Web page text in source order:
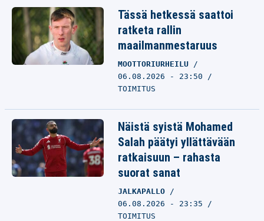
Tässä hetkessä saattoi
ratketa rallin
maailmanmestaruus
MOOTTORIURHEILU
06.08.2026 - 23:50
TOIMITUS
Näistä syistä Mohamed
Salah päätyi yllättävään
ratkaisuun – rahasta
suorat sanat
JALKAPALLO
06.08.2026 - 23:35
TOIMITUS